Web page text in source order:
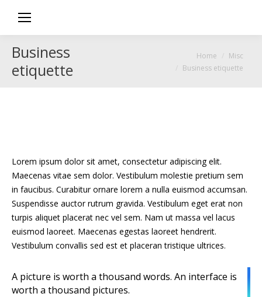
Business
etiquette
Home
Misc
Business etiquette
Lorem ipsum dolor sit amet, consectetur adipiscing elit.
Maecenas vitae sem dolor. Vestibulum molestie pretium sem
in faucibus. Curabitur ornare lorem a nulla euismod accumsan.
Suspendisse auctor rutrum gravida. Vestibulum eget erat non
turpis aliquet placerat nec vel sem. Nam ut massa vel lacus
euismod laoreet. Maecenas egestas laoreet hendrerit.
Vestibulum convallis sed est et placeran tristique ultrices.
A picture is worth a thousand words. An interface is
worth a thousand pictures.